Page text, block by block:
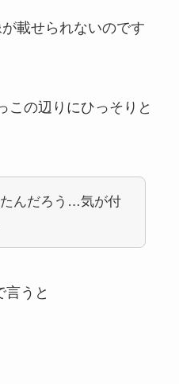
載せられないのです
この辺りにひっそりと
んだろう…気が付
言うと